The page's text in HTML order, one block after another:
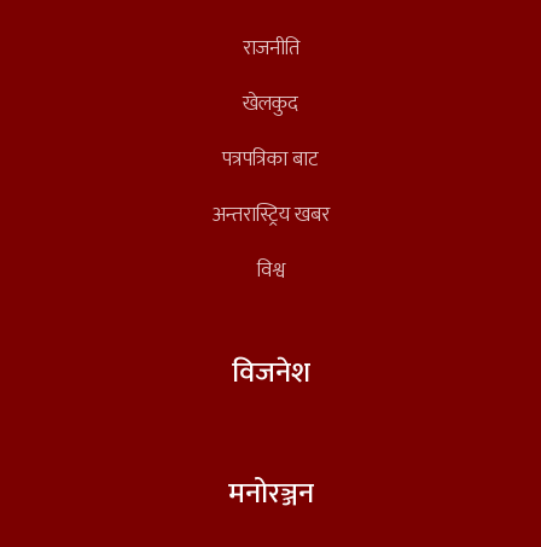
राजनीति
खेलकुद
पत्रपत्रिका बाट
अन्तरास्ट्रिय खबर
विश्व
विजनेश
मनोरञ्जन